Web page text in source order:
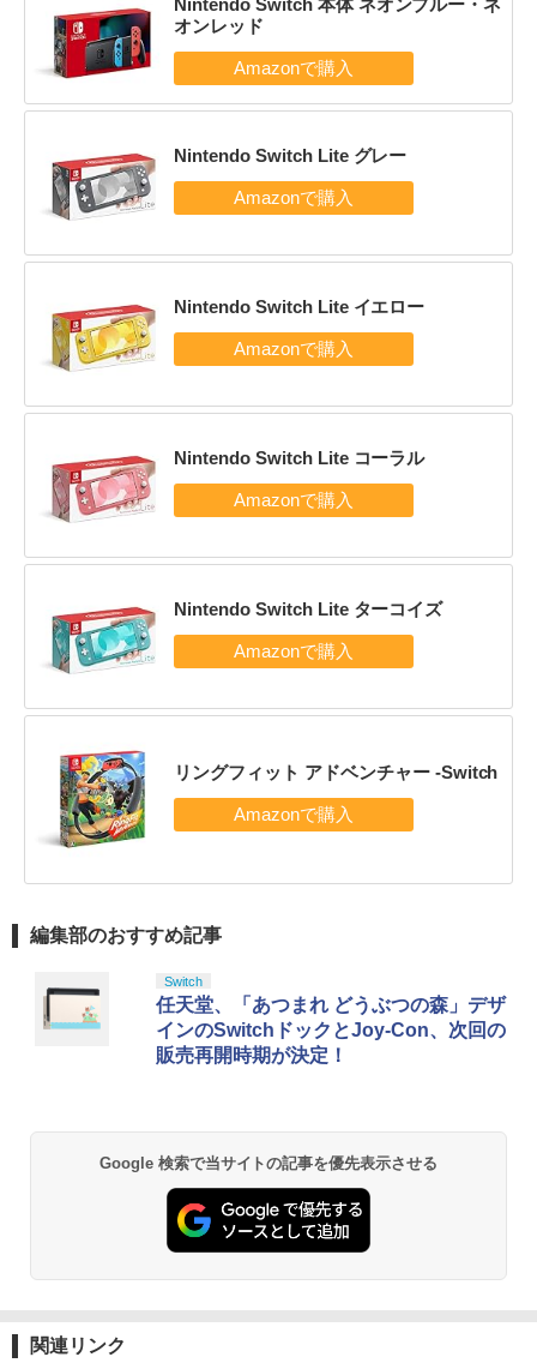
Nintendo Switch 本体 ネオンブルー・ネ
オンレッド
Nintendo Switch Lite グレー
Nintendo Switch Lite イエロー
Nintendo Switch Lite コーラル
Nintendo Switch Lite ターコイズ
リングフィット アドベンチャー -Switch
編集部のおすすめ記事
Switch
任天堂、「あつまれ どうぶつの森」デザ
インのSwitchドックとJoy-Con、次回の
販売再開時期が決定！
Google 検索で当サイトの記事を優先表示させる
関連リンク